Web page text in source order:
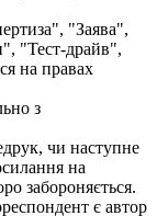
"Заява",
"Тест-драйв",
на правах
з
чи наступне
на
забороняється.
є автор